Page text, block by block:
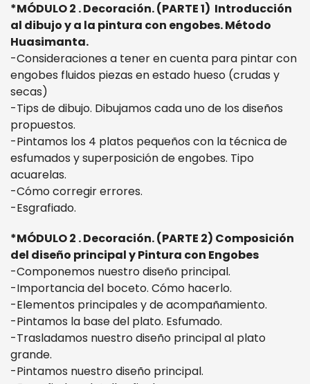
*MÓDULO 2 . Decoración. (PARTE 1) Introducción
al dibujo y a la pintura con engobes. Método
Huasimanta.
-Consideraciones a tener en cuenta para pintar con
engobes fluidos piezas en estado hueso (crudas y
secas)
-Tips de dibujo. Dibujamos cada uno de los diseños
propuestos.
-Pintamos los 4 platos pequeños con la técnica de
esfumados y superposición de engobes. Tipo
acuarelas.
-Cómo corregir errores.
-Esgrafiado.
*MÓDULO 2 . Decoración. (PARTE 2) Composición
del diseño principal y Pintura con Engobes
-Componemos nuestro diseño principal.
-Importancia del boceto. Cómo hacerlo.
-Elementos principales y de acompañamiento.
-Pintamos la base del plato. Esfumado.
-Trasladamos nuestro diseño principal al plato
grande.
-Pintamos nuestro diseño principal.